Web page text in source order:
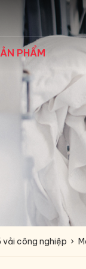
PHẨM
MÁY GIẶT Y TẾ 2
(MÁY GIẶT BỆNH
Máy giặt y tế 2 cửa
Máy giặt y tế 2 cửa
vải công nghiệp